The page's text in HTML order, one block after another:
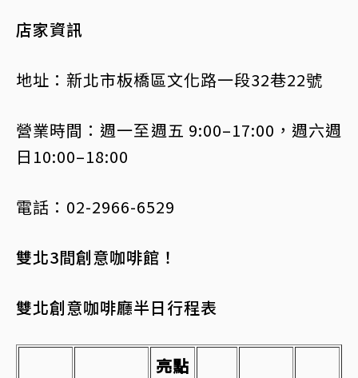
店家資訊
地址：新北市板橋區文化路一段32巷22號
營業時間：週一至週五 9:00–17:00，週六週
日10:00–18:00
電話：02-2966-6529
雙北3間創意咖啡館！
雙北創意咖啡廳半日行程表
亮點